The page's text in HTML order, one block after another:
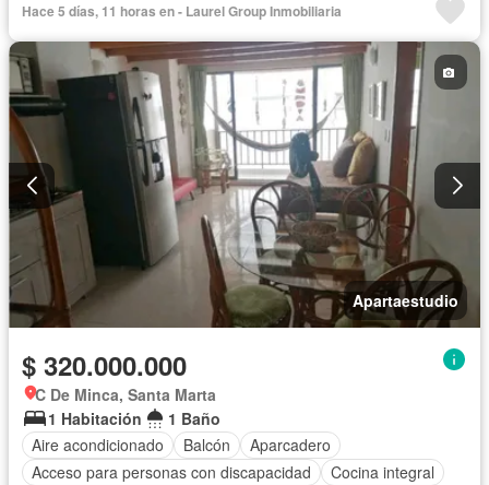
Vista panorámica
Seguridad privada Piscina
Hace 5 días, 11 horas en - Laurel Group Inmobiliaria
Apartaestudio
$ 320.000.000
C De Minca, Santa Marta
1 Habitación
1 Baño
Aire acondicionado
Balcón
Aparcadero
Acceso para personas con discapacidad
Cocina integral